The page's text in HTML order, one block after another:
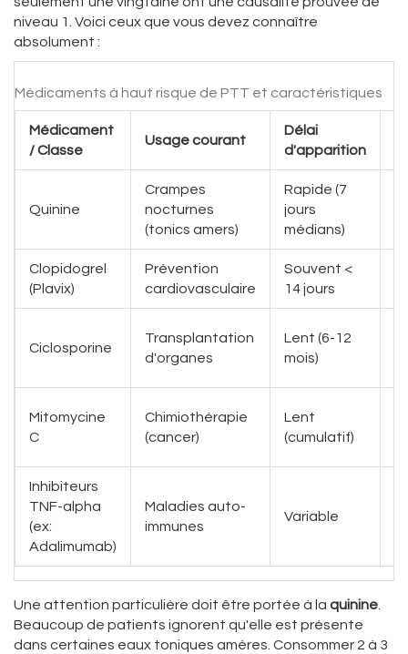
niveau 1. Voici ceux que vous devez connaître
absolument :
Médicaments à haut risque de PTT et caractéristiques
Médicament
/ Classe
Usage courant
Délai
d'apparition
Quinine
Crampes
nocturnes
(tonics amers)
Rapide (7
jours
médians)
Clopidogrel
(Plavix)
Prévention
cardiovasculaire
Souvent <
14 jours
Ciclosporine
Transplantation
d'organes
Lent (6-12
mois)
Mitomycine
C
Chimiothérapie
(cancer)
Lent
(cumulatif)
Inhibiteurs
TNF-alpha
(ex:
Adalimumab)
Maladies auto-
immunes
Variable
Une attention particulière doit être portée à la quinine
Beaucoup de patients ignorent qu'elle est présente
dans certaines eaux toniques amères. Consommer 2 à 3